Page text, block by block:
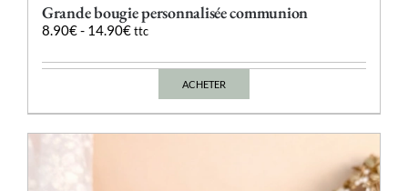
Grande bougie personnalisée communion
8.90€- 14.90€ ttc
ACHETER
Ce